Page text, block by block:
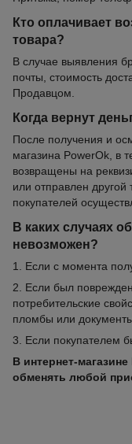
Кто оплачивает
товара?
В случае выявления
почты, стоимость
Продавцом.
Когда вернут
После получения и
магазина PowerOk, в
возвращены на
или отправлен
покупателей
В каких случаях
невозможен?
1. Если с момента
2. Если был
потребительские
пломбы или
3. Если покупателем
В интернет-
обменять любой